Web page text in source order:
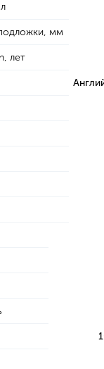
мм
лет